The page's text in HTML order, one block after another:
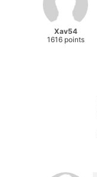
Xav54
1616 points